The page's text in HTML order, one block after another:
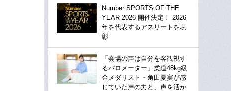
Number SPORTS OF THE
YEAR 2026 開催決定！ 2026
年を代表するアスリートを表
彰
「会場の声は自分を客観視す
るバロメーター」柔道48kg級
金メダリスト・角田夏実が感
じていた声の力と、声を活か